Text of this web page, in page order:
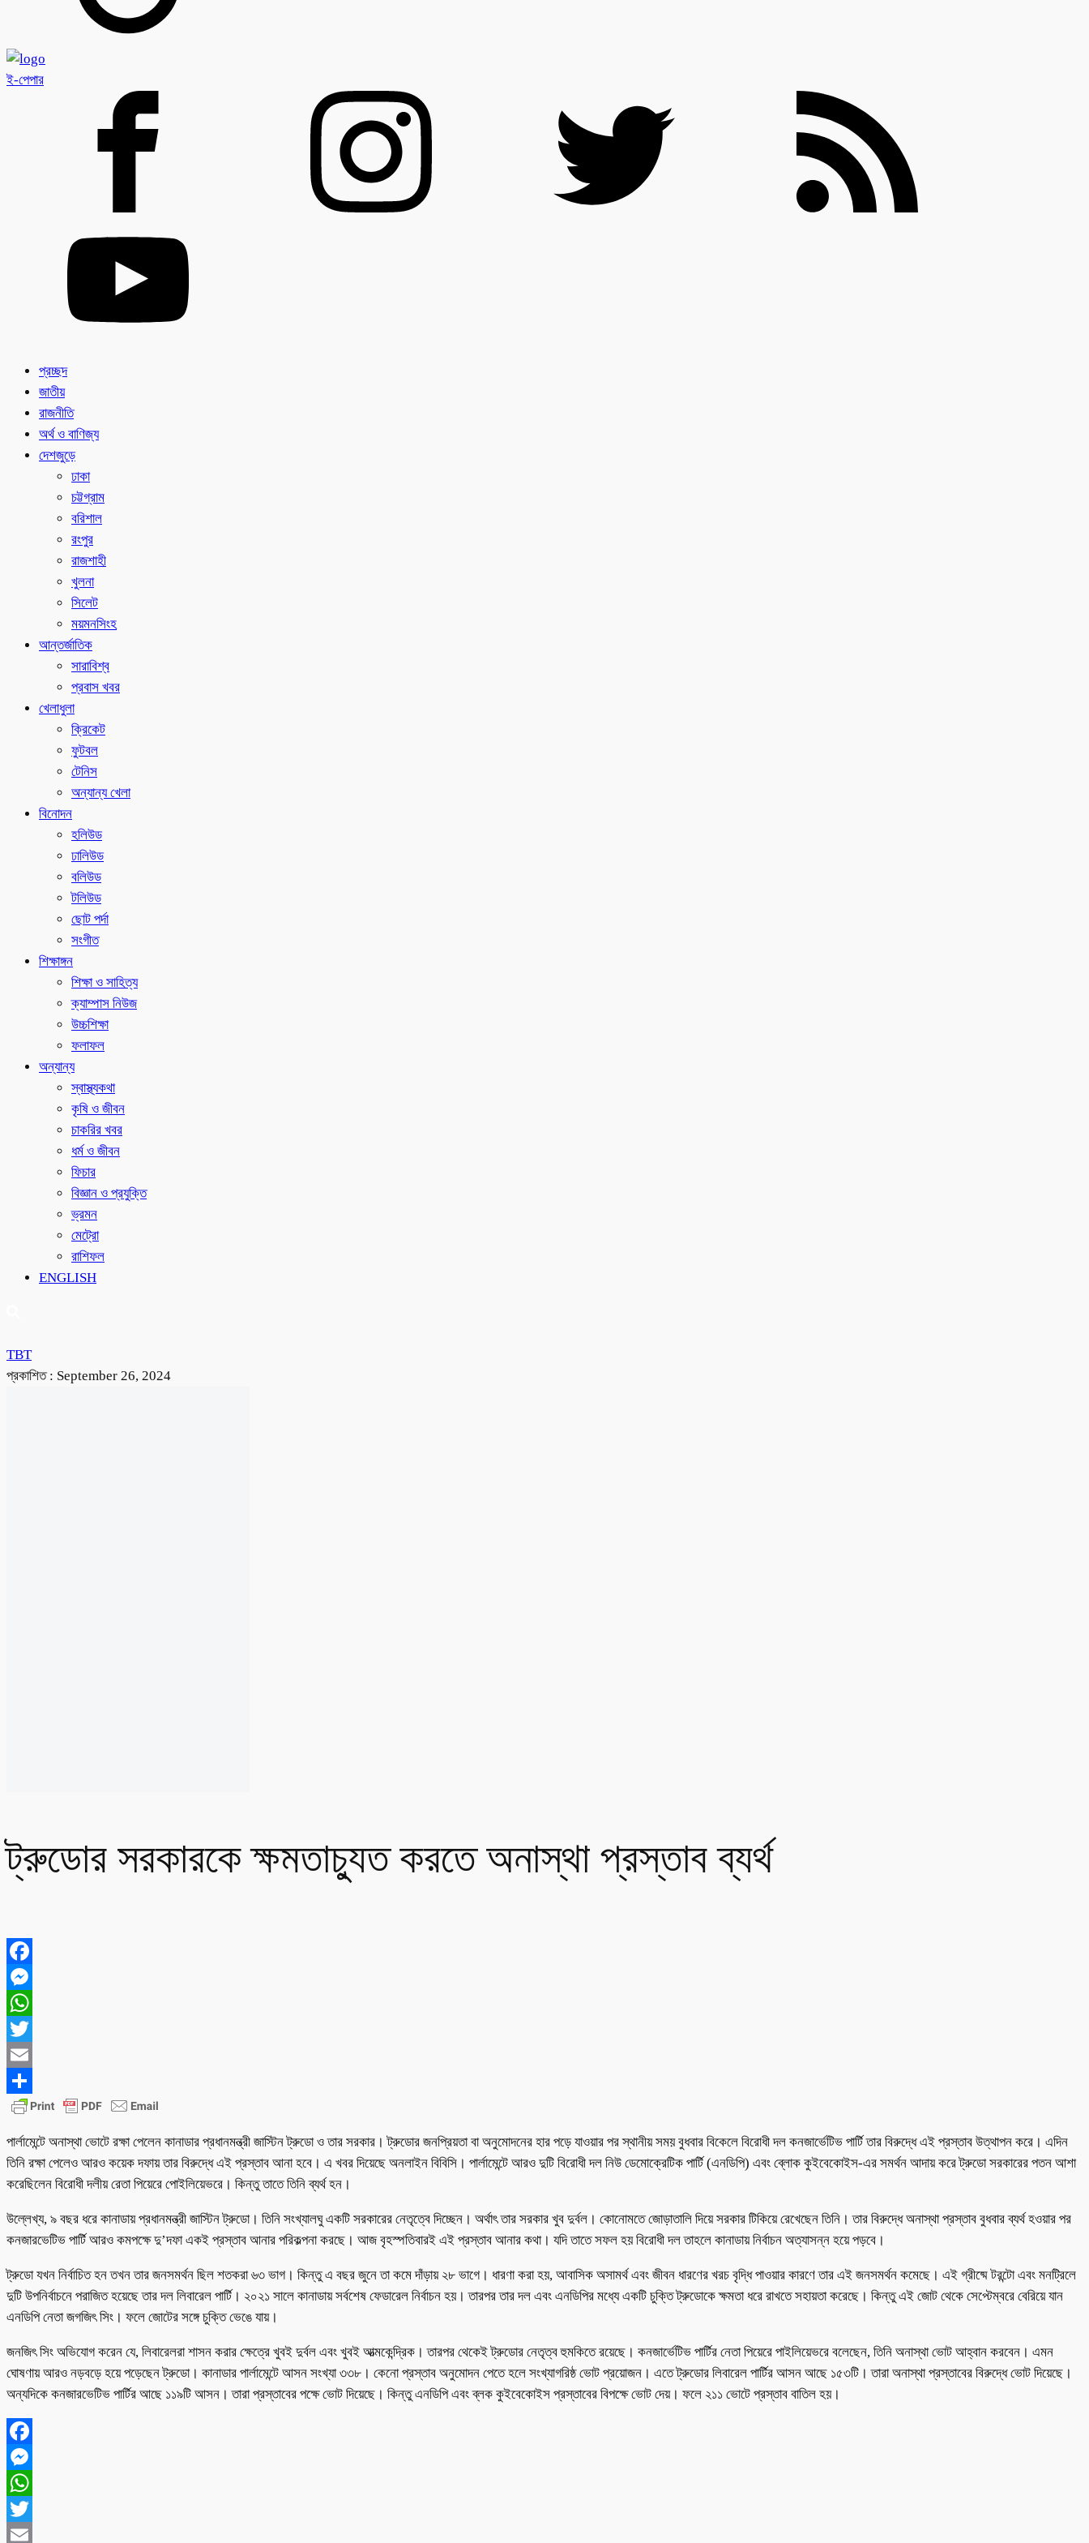
ই-পেপার
প্রচ্ছদ
জাতীয়
রাজনীতি
অর্থ ও বাণিজ্য
দেশজুড়ে
ঢাকা
চট্টগ্রাম
বরিশাল
রংপুর
রাজশাহী
খুলনা
সিলেট
ময়মনসিংহ
আন্তর্জাতিক
সারাবিশ্ব
প্রবাস খবর
খেলাধুলা
ক্রিকেট
ফুটবল
টেনিস
অন্যান্য খেলা
বিনোদন
হলিউড
ঢালিউড
বলিউড
টলিউড
ছোট পর্দা
সংগীত
শিক্ষাঙ্গন
শিক্ষা ও সাহিত্য
ক্যাম্পাস নিউজ
উচ্চশিক্ষা
ফলাফল
অন্যান্য
স্বাস্থ্যকথা
কৃষি ও জীবন
চাকরির খবর
ধর্ম ও জীবন
ফিচার
বিজ্ঞান ও প্রযুক্তি
ভ্রমন
মেট্রো
রাশিফল
ENGLISH
TBT
প্রকাশিত : September 26, 2024
ট্রুডোর সরকারকে ক্ষমতাচ্যুত করতে অনাস্থা প্রস্তাব ব্যর্থ
Facebook
Messenger
WhatsApp
Twitter
Email
Share
পার্লামেন্টে অনাস্থা ভোটে রক্ষা পেলেন কানাডার প্রধানমন্ত্রী জাস্টিন ট্রুডো ও তার সরকার। ট্রুডোর জনপ্রিয়তা বা অনুমোদনের হার পড়ে যাওয়ার পর স্থানীয় সময় বুধবার বিকেলে বিরোধী দল কনজার্ভেটিভ পার্টি তার বিরুদ্ধে এই প্রস্তাব উত্থাপন করে। এদিন
তিনি রক্ষা পেলেও আরও কয়েক দফায় তার বিরুদ্ধে এই প্রস্তাব আনা হবে। এ খবর দিয়েছে অনলাইন বিবিসি। পার্লামেন্টে আরও দুটি বিরোধী দল নিউ ডেমোক্রেটিক পার্টি (এনডিপি) এবং ব্লোক কুইবেকোইস-এর সমর্থন আদায় করে ট্রুডো সরকারের পতন আশা
করেছিলেন বিরোধী দলীয় রেতা পিয়েরে পোইলিয়েভরে। কিন্তু তাতে তিনি ব্যর্থ হন।
উল্লেখ্য, ৯ বছর ধরে কানাডায় প্রধানমন্ত্রী জাস্টিন ট্রুডো। তিনি সংখ্যালঘু একটি সরকারের নেতৃত্বে দিচ্ছেন। অর্থাৎ তার সরকার খুব দুর্বল। কোনোমতে জোড়াতালি দিয়ে সরকার টিকিয়ে রেখেছেন তিনি। তার বিরুদ্ধে অনাস্থা প্রস্তাব বুধবার ব্যর্থ হওয়ার পর
কনজারভেটিভ পার্টি আরও কমপক্ষে দু’দফা একই প্রস্তাব আনার পরিকল্পনা করছে। আজ বৃহস্পতিবারই এই প্রস্তাব আনার কথা। যদি তাতে সফল হয় বিরোধী দল তাহলে কানাডায় নির্বাচন অত্যাসন্ন হয়ে পড়বে।
ট্রুডো যখন নির্বাচিত হন তখন তার জনসমর্থন ছিল শতকরা ৬৩ ভাগ। কিন্তু এ বছর জুনে তা কমে দাঁড়ায় ২৮ ভাগে। ধারণা করা হয়, আবাসিক অসামর্থ এবং জীবন ধারণের খরচ বৃদ্ধি পাওয়ার কারণে তার এই জনসমর্থন কমেছে। এই গ্রীষ্মে টরন্টো এবং মনট্রিলে
দুটি উপনির্বাচনে পরাজিত হয়েছে তার দল লিবারেল পার্টি। ২০২১ সালে কানাডায় সর্বশেষ ফেডারেল নির্বাচন হয়। তারপর তার দল এবং এনডিপির মধ্যে একটি চুক্তি ট্রুডোকে ক্ষমতা ধরে রাখতে সহায়তা করেছে। কিন্তু এই জোট থেকে সেপ্টেম্বরে বেরিয়ে যান
এনডিপি নেতা জগজিৎ সিং। ফলে জোটের সঙ্গে চুক্তি ভেঙে যায়।
জনজিৎ সিং অভিযোগ করেন যে, লিবারেলরা শাসন করার ক্ষেত্রে খুবই দুর্বল এবং খুবই আত্মকেন্দ্রিক। তারপর থেকেই ট্রুডোর নেতৃত্ব হুমকিতে রয়েছে। কনজার্ভেটিভ পার্টির নেতা পিয়েরে পাইলিয়েভরে বলেছেন, তিনি অনাস্থা ভোট আহ্বান করবেন। এমন
ঘোষণায় আরও নড়বড়ে হয়ে পড়েছেন ট্রুডো। কানাডার পার্লামেন্টে আসন সংখ্যা ৩৩৮। কেনো প্রস্তাব অনুমোদন পেতে হলে সংখ্যাগরিষ্ঠ ভোট প্রয়োজন। এতে ট্রুডোর লিবারেল পার্টির আসন আছে ১৫৩টি। তারা অনাস্থা প্রস্তাবের বিরুদ্ধে ভোট দিয়েছে।
অন্যদিকে কনজারভেটিভ পার্টির আছে ১১৯টি আসন। তারা প্রস্তাবের পক্ষে ভোট দিয়েছে। কিন্তু এনডিপি এবং ব্লক কুইবেকোইস প্রস্তাবের বিপক্ষে ভোট দেয়। ফলে ২১১ ভোটে প্রস্তাব বাতিল হয়।
Facebook
Messenger
WhatsApp
Twitter